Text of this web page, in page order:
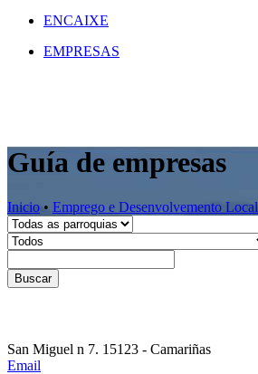
ENCAIXE
EMPRESAS
Guía de empresas
Inicio • Emprego e Desenvolvemento Local
Buscar
San Miguel n 7. 15123 - Camariñas
Email